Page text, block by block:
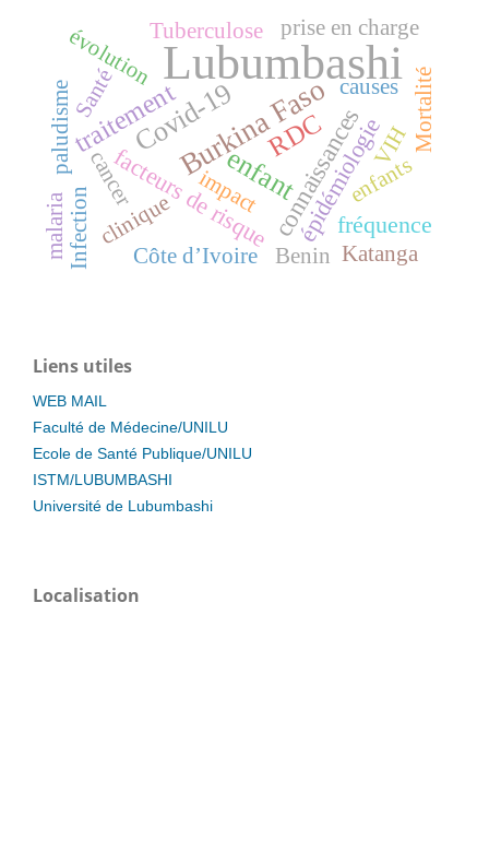
Lubumbashi
Burkina Faso
Covid-19
enfant
RDC
traitement connaissances
épidémiologie
facteurs de risque fréquence
clinique
évolution
VIH
paludisme
prise en charge
Benin
Côte d’Ivoire
Tuberculose
cancer
Mortalité
enfants
Santé
Infection
causes
malaria impact
Katanga
Liens utiles
WEB MAIL
Faculté de Médecine/UNILU
Ecole de Santé Publique/UNILU
ISTM/LUBUMBASHI
Université de Lubumbashi
Localisation